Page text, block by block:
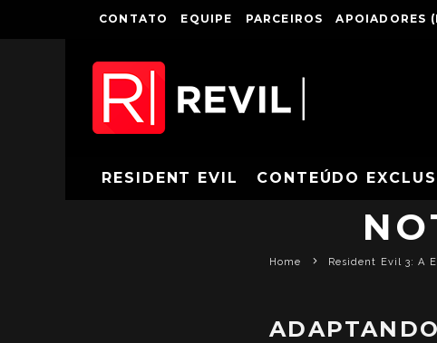
CONTATO EQUIPE PARCEIROS APOIADORES
RESIDENT EVIL CONTEÚDO
Home Resident Evil 3: A